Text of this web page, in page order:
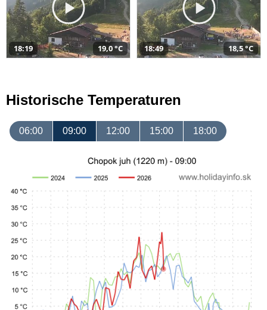
18:19 19,0 °C 18:49 18,5 °C
Historische Temperaturen
06:00 09:00 12:00 15:00 18:00